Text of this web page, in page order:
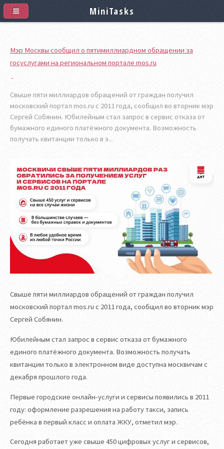
Мэр Москвы сообщил о пятимиллиардном обращении за
госуслугами на региональном портале mos.ru
Свыше пяти миллиардов обращений от граждан получил
московский портал mos.ru с 2011 года, сообщил во вторник мэр
Сергей Собянин. Юбилейным стал запрос в сервис отказа от
бумажного единого платёжного документа. Возможность
получать квитанции только в э...
Свыше пяти миллиардов обращений от граждан получил
московский портал mos.ru с 2011 года, сообщил во вторник мэр
Сергей Собянин.
Юбилейным стал запрос в сервис отказа от бумажного
единого платёжного документа. Возможность получать
квитанции только в электронном виде доступна москвичам с
декабря прошлого года.
Первые городские онлайн-услуги и сервисы появились в 2011
году: оформление разрешения на работу такси, запись
ребёнка в первый класс и оплата ЖКУ, отметил мэр.
Сегодня работает уже свыше 450 цифровых услуг и сервисов,
MiniTasks